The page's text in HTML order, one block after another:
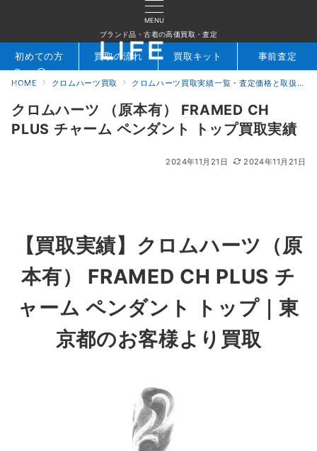
MENU
ブランド品・古着の高価買取・査定
検索 お問合せ
初めての方 買取の流れ 買取キット 事前査定
HOME クロムハーツ買取 クロムハーツ買取実績一覧・査定価格と取扱アイテムを公開｜ブランド買取専門店LIFE
クロムハーツ （原本有） FRAMED CH
PLUS チャーム ペンダント トップ買取実績
2024年11月21日 2024年11月21日
【買取実績】クロムハーツ （原
本有）
FRAMED CH PLUS チ
ャーム ペンダント トップ｜東
京都のお客様より買取